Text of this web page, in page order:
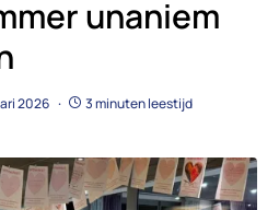
unaniem
2026 3 minuten leestijd